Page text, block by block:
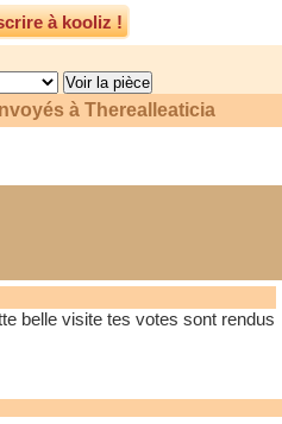
à kooliz !
à Therealleaticia
belle visite tes votes sont rendus